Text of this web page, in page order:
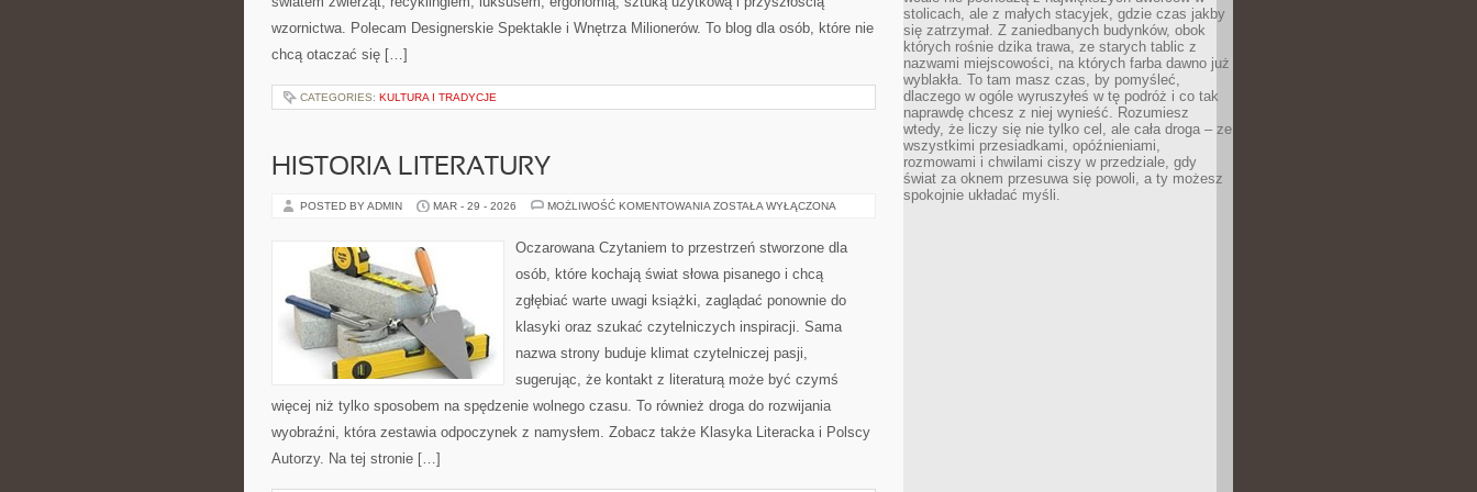
wzornictwa. Polecam Designerskie Spektakle i Wnętrza Milionerów. To blog dla osób, które nie
chcą otaczać się […]
CATEGORIES: KULTURA I TRADYCJE
HISTORIA LITERATURY
POSTED BY ADMIN MAR - 29 - 2026 MOŻLIWOŚĆ KOMENTOWANIA HISTORIA
ZOSTAŁA WYŁĄCZONA
Oczarowana Czytaniem to przestrzeń stworzone dla
osób, które kochają świat słowa pisanego i chcą
zgłębiać warte uwagi książki, zaglądać ponownie do
klasyki oraz szukać czytelniczych inspiracji. Sama
nazwa strony buduje klimat czytelniczej pasji,
sugerując, że kontakt z literaturą może być czymś
więcej niż tylko sposobem na spędzenie wolnego czasu. To również droga do rozwijania
wyobraźni, która zestawia odpoczynek z namysłem. Zobacz także Klasyka Literacka i Polscy
Autorzy. Na tej stronie […]
stolicach, ale z małych stacyjek, gdzie czas jakby
się zatrzymał. Z zaniedbanych budynków, obok
których rośnie dzika trawa, ze starych tablic z
nazwami miejscowości, na których farba dawno już
wyblakła. To tam masz czas, by pomyśleć,
dlaczego w ogóle wyruszyłeś w tę podróż i co tak
naprawdę chcesz z niej wynieść. Rozumiesz
wtedy, że liczy się nie tylko cel, ale cała droga – ze
wszystkimi przesiadkami, opóźnieniami,
rozmowami i chwilami ciszy w przedziale, gdy
świat za oknem przesuwa się powoli, a ty możesz
spokojnie układać myśli.